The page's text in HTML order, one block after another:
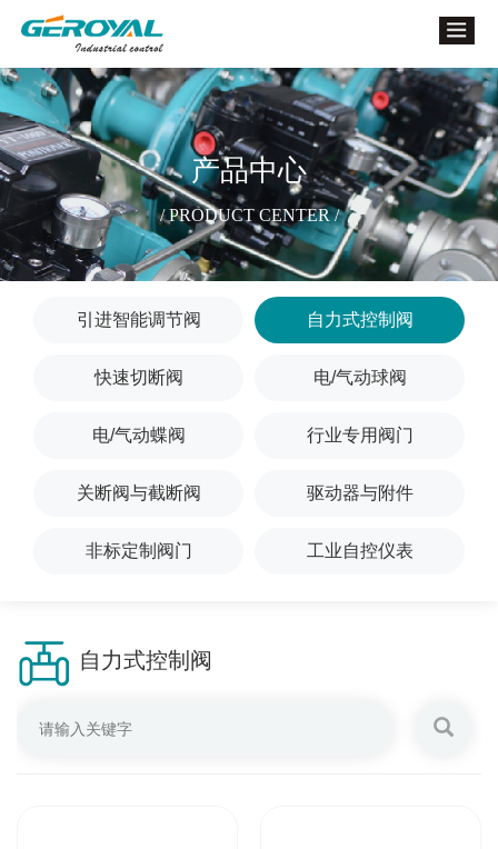
产品中心
/ PRODUCT CENTER /
引进智能调节阀 自力式控制阀
快速切断阀 电/气动球阀
电/气动蝶阀 行业专用阀门
关断阀与截断阀 驱动器与附件
非标定制阀门 工业自控仪表
自力式控制阀